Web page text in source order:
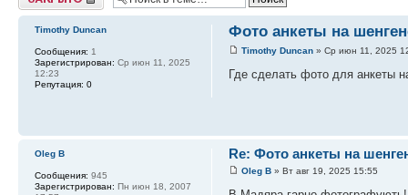
Фото анкеты на
Timothy Duncan» Ср июн 11, 2025
Где сделать фото для анкеты
Timothy Duncan
Сообщения: 1
Зарегистрирован: Ср июн 11, 2025
12:23
Репутация: 0
Re: Фото анкеты на
Oleg B» Вт авг 19, 2025 15:55
Oleg B
Сообщения: 945
Зарегистрирован: Пн июн 18, 2007